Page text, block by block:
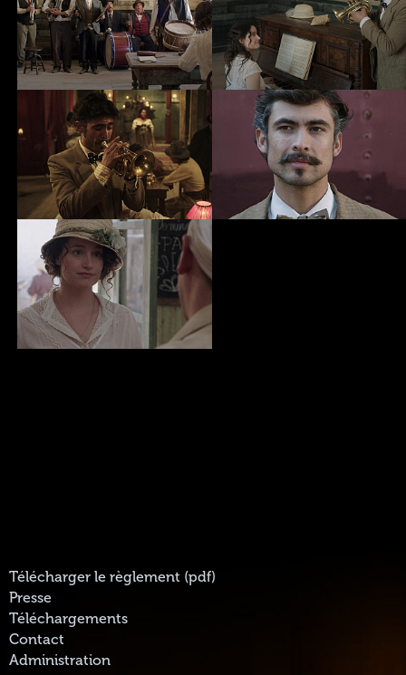
Télécharger le règlement (pdf)
Presse
Téléchargements
Contact
Administration